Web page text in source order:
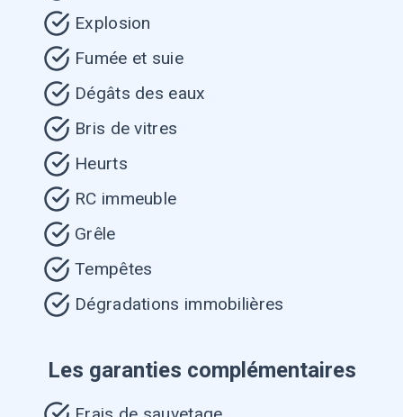
Explosion
Fumée et suie
Dégâts des eaux
Bris de vitres
Heurts
RC immeuble
Grêle
Tempêtes
Dégradations immobilières
Les garanties complémentaires